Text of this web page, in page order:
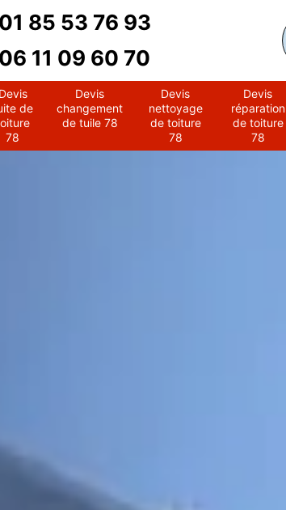
01 85 53 76 93
06 11 09 60 70
Devis
de
78
Devis
changement
de tuile 78
Devis
nettoyage
de toiture
78
Devis
réparation
de toiture
78